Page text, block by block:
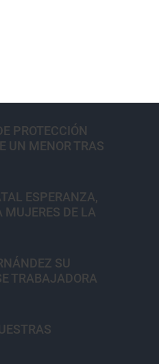
PROTECCIÓN
UN MENOR TRAS
ESPERANZA,
MUJERES DE LA
SU
TRABAJADORA